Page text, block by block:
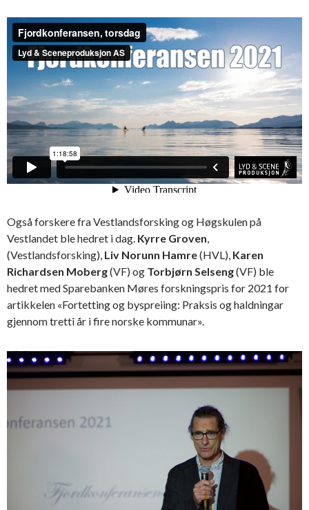
Også forskere fra Vestlandsforsking og Høgskulen på
Vestlandet ble hedret i dag. Kyrre Groven
(Vestlandsforsking), Liv Norunn Hamre(HVL), Karen
Richardsen Moberg(VF) og Torbjørn Selseng(VF) ble
hedret med Sparebanken Møres forskningspris for 2021 for
artikkelen «Fortetting og byspreiing: Praksis og haldningar
gjennom tretti år i fire norske kommunar».